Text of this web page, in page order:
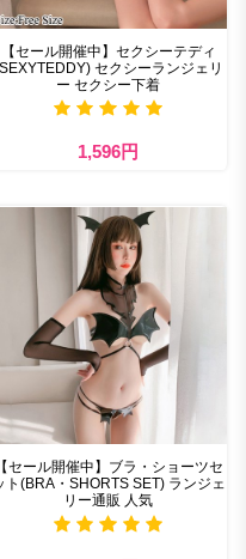
【セール開催中】セクシーテディ
セクシーランジェリ
ー セクシー下着
1,596円
【セール開催中】ブラ・ショーツセ
ト(BRA・SHORTS SET) ランジェ
リー通販 人気